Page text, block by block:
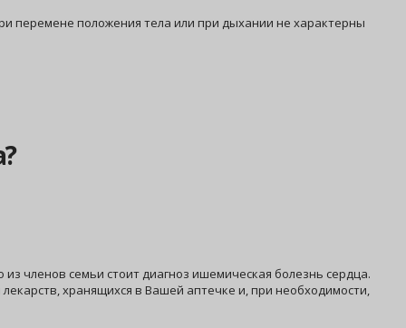
перемене положения тела или при дыхании не характерны
членов семьи стоит диагноз ишемическая болезнь сердца.
хранящихся в Вашей аптечке и, при необходимости,